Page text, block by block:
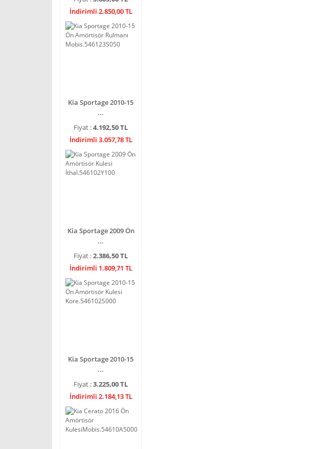
İndirimli 2.850,00 TL
Kia Sportage 2010-15
...
Fiyat :4.192,50 TL
İndirimli 3.057,78 TL
Kia Sportage 2009 Ön
...
Fiyat :2.386,50 TL
İndirimli 1.809,71 TL
Kia Sportage 2010-15
...
Fiyat :3.225,00 TL
İndirimli 2.184,13 TL